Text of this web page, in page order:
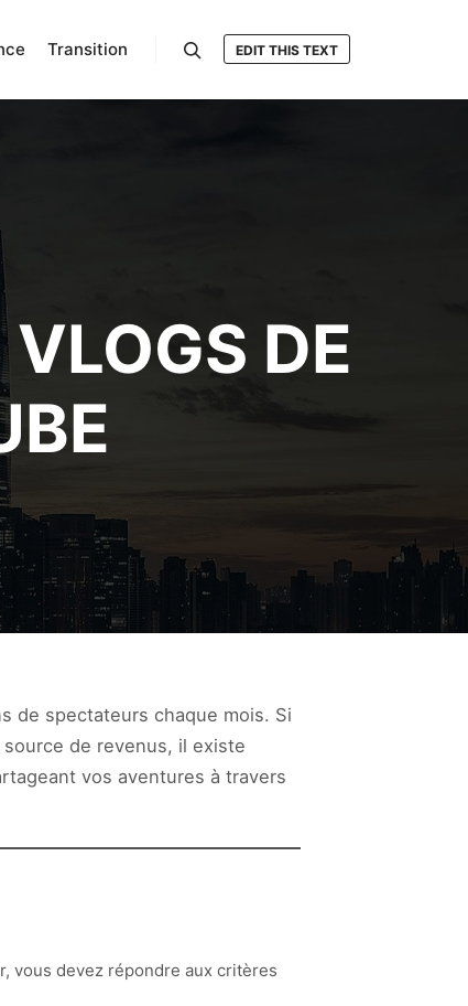
Transition EDIT THIS TEXT
DE
de spectateurs chaque mois. Si
de revenus, il existe
vos aventures à travers
vous devez répondre aux critères